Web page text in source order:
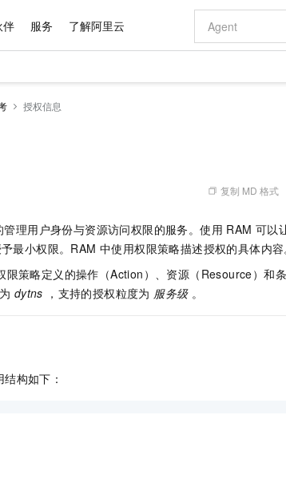
伴 服务 了解阿里云
授权信息
复制 MD 格式
理用户身份与资源访问权限的服务。使用 RAM 可以
最小权限。RAM 中使用权限策略描述授权的具体内容
限策略定义的操作（Action）、资源（Resource）和
dytns ，支持的授权粒度为 服务级 。
构如下：
Kimi-K3 NEW
Deepseek-v4-pro
人工智能平台 PAI 大模型
一站式AI开发、训练和推理服务
Qoder CN
基于千问大模型等，支持代码智能生成、研发智能问答
Qoder
面向真实软件
云原生数据
Hermes Agent，打造自进化智能体
自主进化，持久记忆，越用越聪明
Claude Code + GStack 打造工程团队
安装技能 GStack，拥有专属 AI 工程团队
轻松解锁专属
5 分钟轻松部
低代码高效
AI 特惠
Token Plan 模型订阅计划
Qwen3.8-Max 首发尝鲜，限时加量 10 倍，夜间低至2折
千问办公，限时限量积分加倍 NEW
你的AI工作搭子，覆盖日常办公高频场景
Night Plan 支持 Qwen 3.8-Max
夜间 5 折，Qwen/Meoo/TokenPlan 客户专享
AI 场景体
从图文生成到
AI 广告创作
图文、视频
AI 建站
价格计算器
自助选配和估算价格
配置报价
数据与 API
OCR 文字识别
发票查验
天气预报查询
企业应用
基础软件
JAVA
全能环境
成为产品伙伴 产品伙伴
云网络合作
Salesforce
计划
企业增值服务
企业成长
服务实践
创新中心
阿里云认证
信息公告
官网公告
最佳实践
看见新力量
金融模力时刻
客户案例
市场活动
魔搭